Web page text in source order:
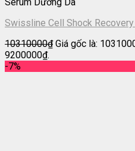
Swissline Cell Shock
10310000₫ Giá gốc là:
9200000₫.
-7%